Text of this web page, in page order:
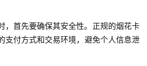
，首先要确保其安全性。正规的烟花卡
支付方式和交易环境，避免个人信息泄